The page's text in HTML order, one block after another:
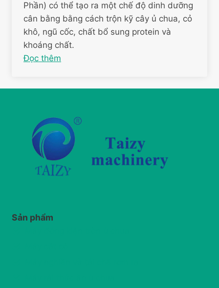
Phần) có thể tạo ra một chế độ dinh dưỡng
cân bằng bằng cách trộn kỹ cây ủ chua, cỏ
khô, ngũ cốc, chất bổ sung protein và
khoáng chất.
Đọc thêm
Sản phẩm